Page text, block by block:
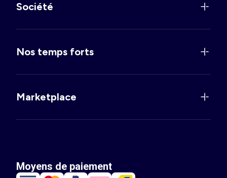
Société
Nos temps forts
Marketplace
Moyens de paiement